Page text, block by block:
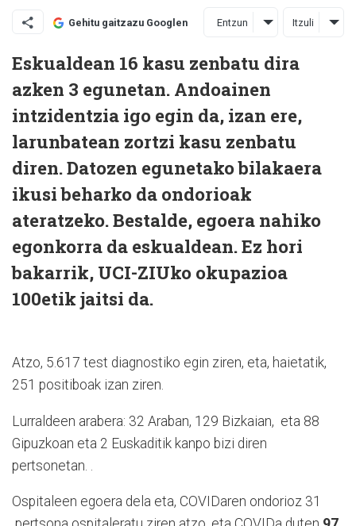
Gehitu gaitzazu Googlen Entzun Itzuli
Eskualdean 16 kasu zenbatu dira
azken 3 egunetan. Andoainen
intzidentzia igo egin da, izan ere,
larunbatean zortzi kasu zenbatu
diren. Datozen egunetako bilakaera
ikusi beharko da ondorioak
ateratzeko. Bestalde, egoera nahiko
egonkorra da eskualdean. Ez hori
bakarrik, UCI-ZIUko okupazioa
100etik jaitsi da.
Atzo, 5.617 test diagnostiko egin ziren, eta, haietatik,
251 positiboak izan ziren.
Lurraldeen arabera: 32 Araban, 129 Bizkaian, eta 88
Gipuzkoan eta 2 Euskaditik kanpo bizi diren
pertsonetan. .
Ospitaleen egoera dela eta, COVIDaren ondorioz 31